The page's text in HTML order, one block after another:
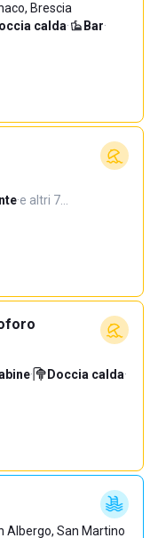
Brescia
calda· Bar·
·e altri 7…
· Doccia calda·
Albergo, San Martino